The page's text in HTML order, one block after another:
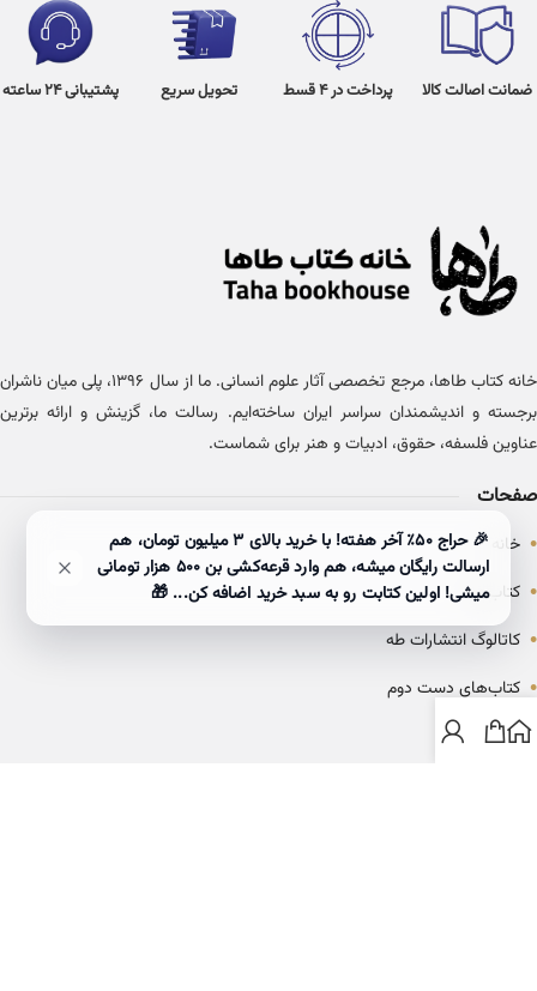
ضمانت اصالت کالا پرداخت در 4 قسط تحویل سریع پشتیبانی 24 ساعته
خانه کتاب طاها، مرجع تخصصی آثار علوم انسانی. ما از سال ۱۳۹۶، پلی میان ناشران
برجسته و اندیشمندان سراسر ایران ساخته‌ایم. رسالت ما، گزینش و ارائه برترین
عناوین فلسفه، حقوق، ادبیات و هنر برای شماست.
صفحات
• خانه
• کتاب‌ها
• کاتالوگ انتشارات طه
• کتاب‌های دست دوم
• بلاگ
🎉 حراج ۵۰٪ آخر هفته! با خرید بالای 3 میلیون تومان، هم
ارسالت رایگان میشه، هم وارد قرعه‌کشی بن ۵۰۰ هزار تومانی
میشی! اولین کتابت رو به سبد خرید اضافه کن... 🎁